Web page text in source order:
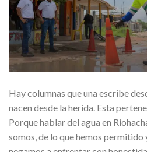
Hay columnas que una escribe
nacen desde la herida. Esta
Porque hablar del agua en
somos, de lo que hemos permitido